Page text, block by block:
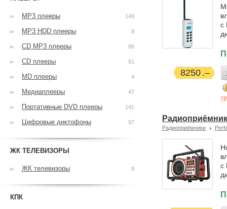
с
8250
Радиоприёмники
с
MP3 плееры 149
MP3 HDD плееры 8
CD MP3 плееры 86
CD плееры 51
MD плееры 4
Медиаплееры 47
Портативные DVD плееры 141
Цифровые диктофоны 97
ЖК ТЕЛЕВИЗОРЫ
ЖК телевизоры 8
КПК